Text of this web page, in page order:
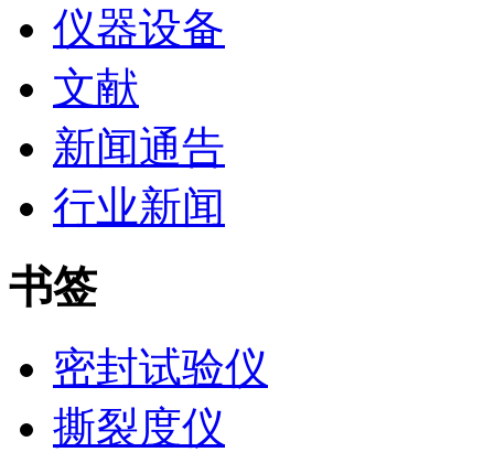
仪器设备
文献
新闻通告
行业新闻
书签
密封试验仪
撕裂度仪